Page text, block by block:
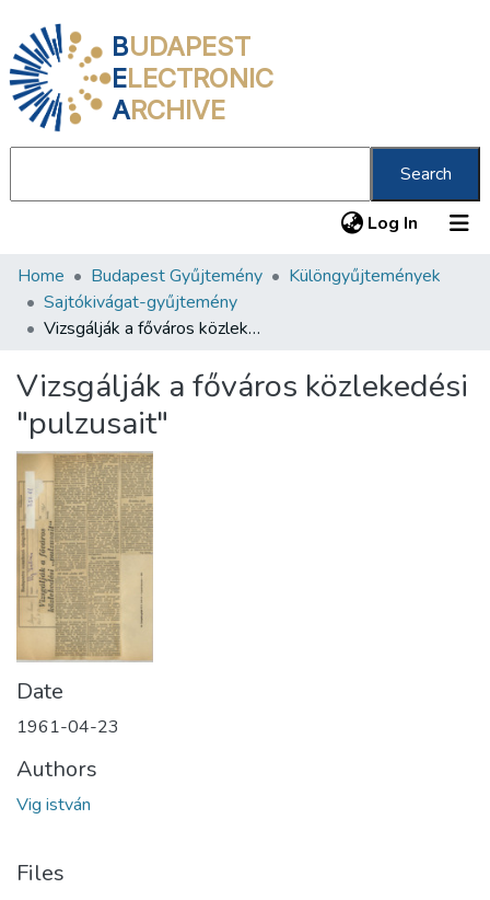
BUDAPEST
ELECTRONIC
ARCHIVE
Search
Log In (current)
Communities & Collections
All of DSpace
About us
Home Budapest Gyűjtemény
Különgyűjtemények
Sajtókivágat-gyűjtemény
Vizsgálják a főváros közlekedési "pulzusait"
Vizsgálják a főváros közlekedési
"pulzusait"
Date
1961-04-23
Authors
Vig istván
Files